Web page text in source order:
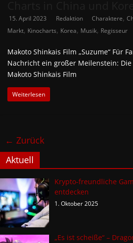
15. April 2023 Redaktion Charaktere,
Markt, Kinocharts, Korea, Musik, Regisseur
Makoto Shinkais Film „Suzume“ Für
Nachricht ein großer Meilenstein:
Makoto Shinkais Film
Weiterlesen
← Zurück
Aktuell
Krypto-freundliche
entdecken
1. Oktober 2025
„Es ist scheiße“ –